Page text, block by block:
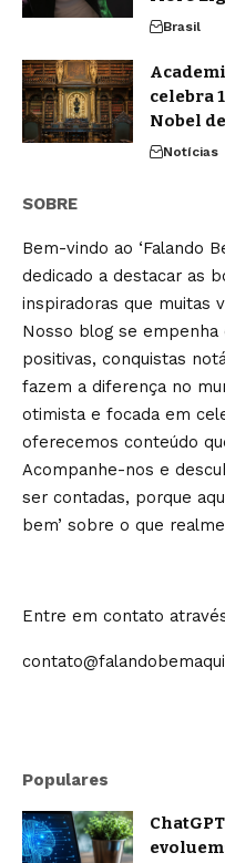
Brasil
celebra
Nobel
Notícias
SOBRE
Bem-vindo ao ‘Falando
dedicado a destacar as
inspiradoras que muitas
Nosso blog se empenha
positivas, conquistas
fazem a diferença no
otimista e focada em
oferecemos conteúdo
Acompanhe-nos e
ser contadas, porque
bem’ sobre o que
Entre em contato
Populares